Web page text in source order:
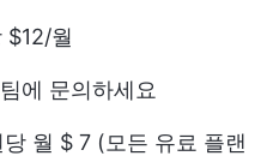
$12/월
에 문의하세요
당 월 $ 7 (모든 유료 플랜